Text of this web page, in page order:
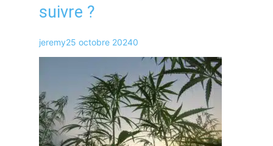
suivre ?
jeremy25 octobre 20240